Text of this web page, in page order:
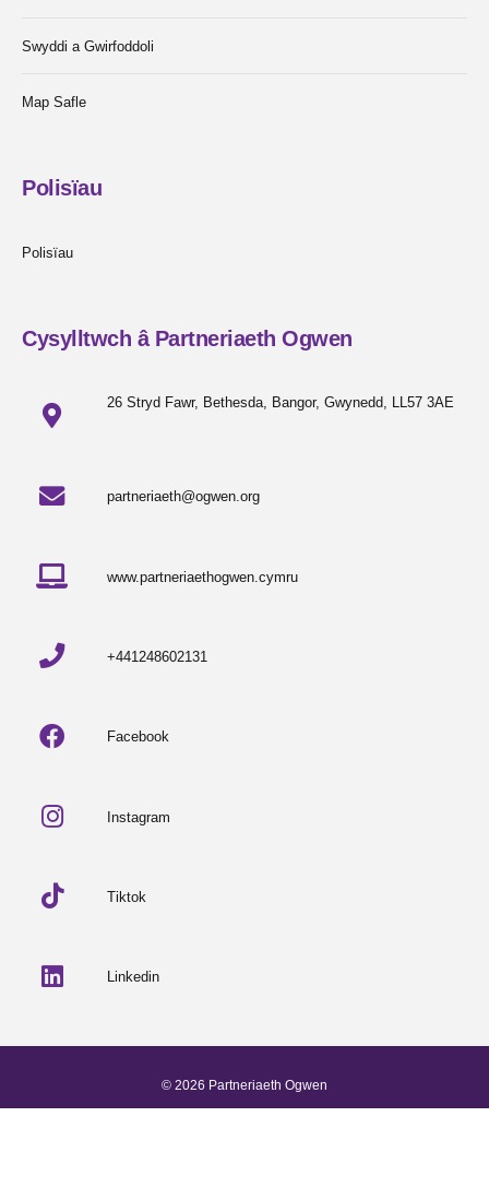
Swyddi a Gwirfoddoli
Map Safle
Polisïau
Polisïau
Cysylltwch â Partneriaeth Ogwen
26 Stryd Fawr, Bethesda, Bangor, Gwynedd, LL57 3AE
partneriaeth@ogwen.org
www.partneriaethogwen.cymru
+441248602131
Facebook
Instagram
Tiktok
Linkedin
© 2026 Partneriaeth Ogwen